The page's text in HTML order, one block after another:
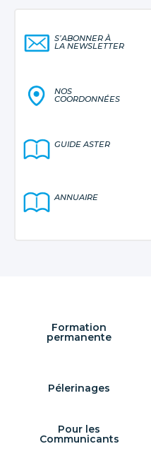
S’ABONNER À
LA NEWSLETTER
NOS
COORDONNÉES
GUIDE ASTER
ANNUAIRE
Formation
permanente
Pélerinages
Pour les
Communicants